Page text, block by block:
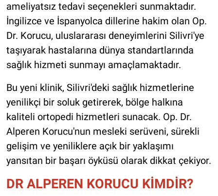
ameliyatsız tedavi seçenekleri sunmaktadır.
İngilizce ve İspanyolca dillerine hakim olan Op.
Dr. Korucu, uluslararası deneyimlerini Silivri'ye
taşıyarak hastalarına dünya standartlarında
sağlık hizmeti sunmayı amaçlamaktadır.
Bu yeni klinik, Silivri'deki sağlık hizmetlerine
yenilikçi bir soluk getirerek, bölge halkına
kaliteli ortopedi hizmetleri sunacak. Op. Dr.
Alperen Korucu'nun mesleki serüveni, sürekli
gelişim ve yeniliklere açık bir yaklaşımı
yansıtan bir başarı öyküsü olarak dikkat çekiyor.
DR ALPEREN KORUCU KİMDİR?